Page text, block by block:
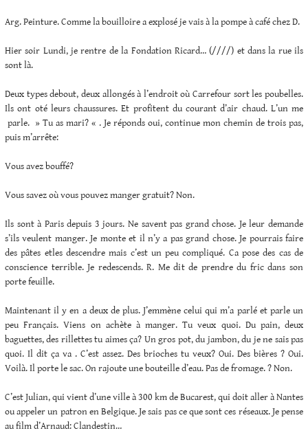
Arg. Peinture. Comme la bouilloire a explosé je vais à la pompe à café chez D.
Hier soir Lundi, je rentre de la Fondation Ricard… (////) et dans la rue ils
sont là.
Deux types debout, deux allongés à l’endroit où Carrefour sort les poubelles.
Ils ont oté leurs chaussures. Et profitent du courant d’air chaud. L’un me
parle. » Tu as mari? « . Je réponds oui, continue mon chemin de trois pas,
puis m’arrête:
Vous avez bouffé?
Vous savez où vous pouvez manger gratuit? Non.
Ils sont à Paris depuis 3 jours. Ne savent pas grand chose. Je leur demande
s’ils veulent manger. Je monte et il n’y a pas grand chose. Je pourrais faire
des pâtes etles descendre mais c’est un peu compliqué. Ca pose des cas de
conscience terrible. Je redescends. R. Me dit de prendre du fric dans son
porte feuille.
Maintenant il y en a deux de plus. J’emmène celui qui m’a parlé et parle un
peu Français. Viens on achète à manger. Tu veux quoi. Du pain, deux
baguettes, des rillettes tu aimes ça? Un gros pot, du jambon, du je ne sais pas
quoi. Il dit ça va . C’est assez. Des brioches tu veux? Oui. Des bières ? Oui.
Voilà. Il porte le sac. On rajoute une bouteille d’eau. Pas de fromage. ? Non.
C’est Julian, qui vient d’une ville à 300 km de Bucarest, qui doit aller à Nantes
ou appeler un patron en Belgique. Je sais pas ce que sont ces réseaux. Je pense
au film d’Arnaud: Clandestin…